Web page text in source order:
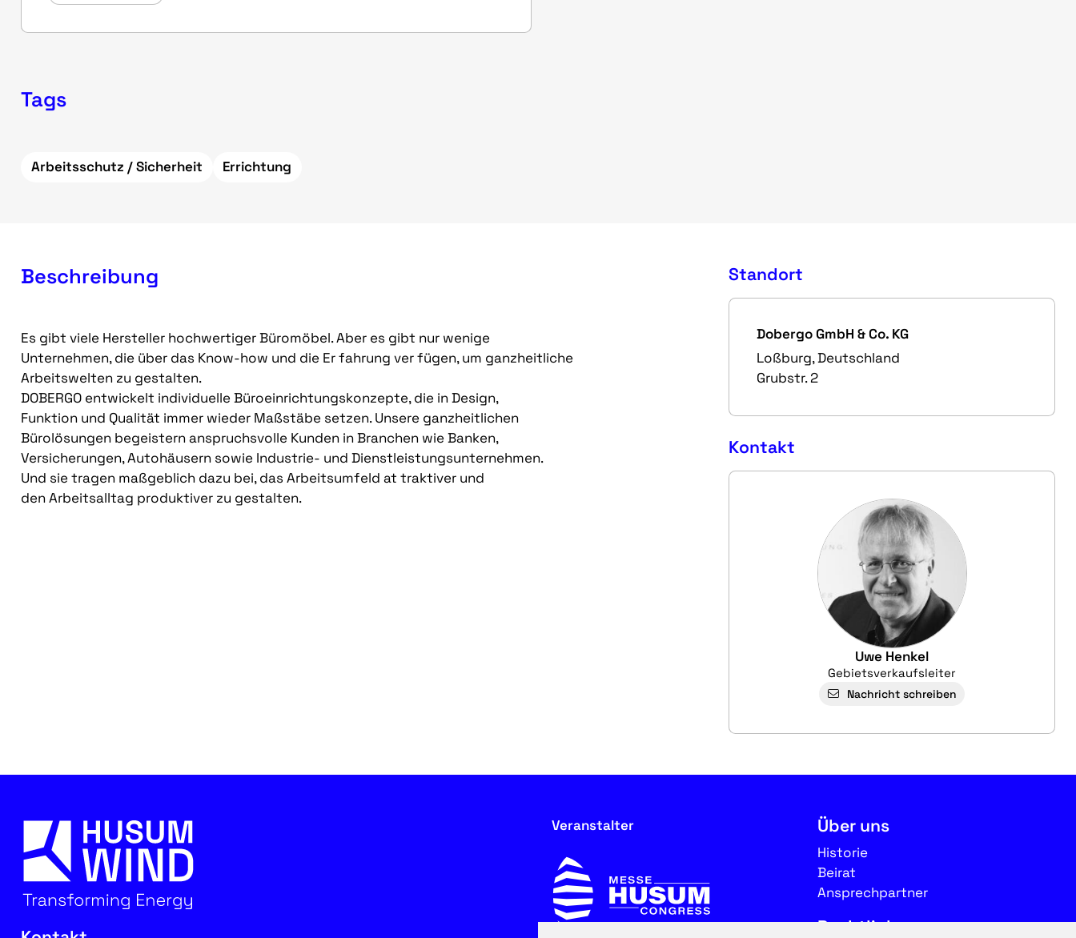
Tags
Arbeitsschutz / Sicherheit Errichtung
Beschreibung
Es gibt viele Hersteller hochwertiger Büromöbel. Aber es gibt nur wenige
Unternehmen, die über das Know-how und die Er fahrung ver fügen, um ganzheitliche
Arbeitswelten zu gestalten.
DOBERGO entwickelt individuelle Büroeinrichtungskonzepte, die in Design,
Funktion und Qualität immer wieder Maßstäbe setzen. Unsere ganzheitlichen
Bürolösungen begeistern anspruchsvolle Kunden in Branchen wie Banken,
Versicherungen, Autohäusern sowie Industrie- und Dienstleistungsunternehmen.
Und sie tragen maßgeblich dazu bei, das Arbeitsumfeld at traktiver und
den Arbeitsalltag produktiver zu gestalten.
Standort
Dobergo GmbH & Co. KG
Loßburg, Deutschland
Grubstr. 2
Kontakt
Uwe Henkel
Gebietsverkaufsleiter
Nachricht schreiben
Veranstalter Über uns
Historie
Beirat
Ansprechpartner
Rechtliches